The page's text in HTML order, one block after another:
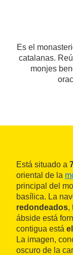
Es el
catalanas.
monjes
Está situado a
oriental de la
principal del
basílica. La
redondeados,
ábside está
contigua está
La imagen,
oscuro de la